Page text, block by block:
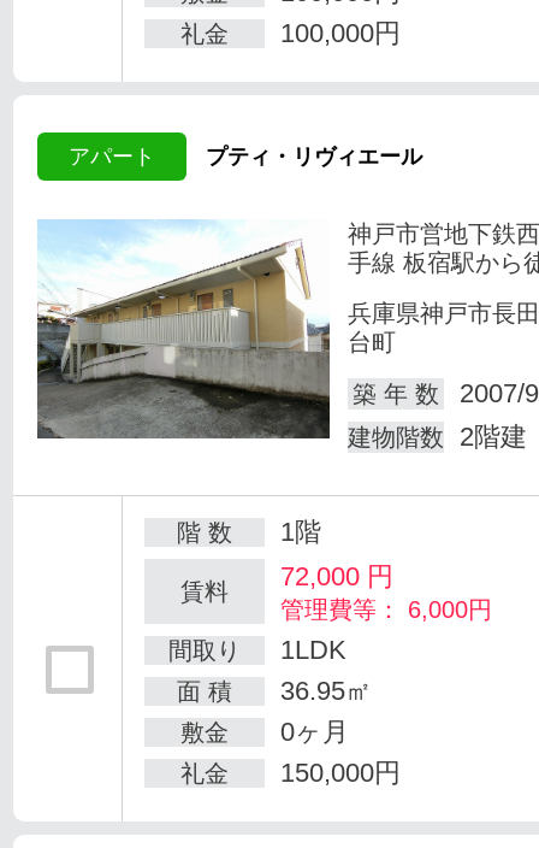
礼金 100,000円
アパート プティ・リヴィエール
神戸市営地下鉄
手線 板宿駅から
兵庫県神戸市長
台町
築 年 数
2007/
建物階数 2階建
階 数 1階
賃料 72,000 円
管理費等： 6,000円
間取り
1LDK
面 積 36.95㎡
敷金 0ヶ月
礼金 150,000円